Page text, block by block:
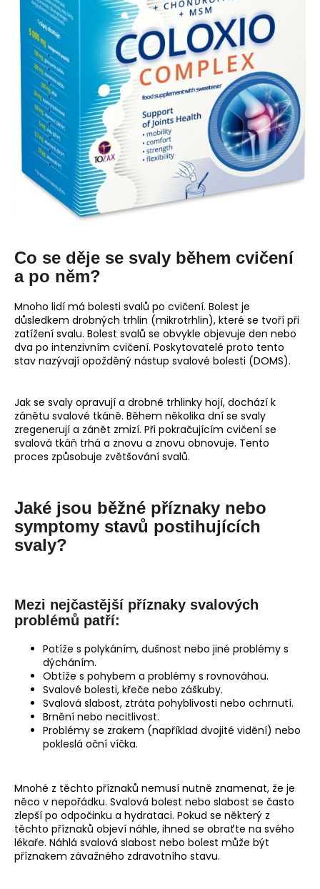
Co se děje se svaly během cvičení
a po něm?
Mnoho lidí má bolesti svalů po cvičení. Bolest je
důsledkem drobných trhlin (mikrotrhlin), které se tvoří při
zatížení svalu. Bolest svalů se obvykle objevuje den nebo
dva po intenzivním cvičení. Poskytovatelé proto tento
stav nazývají opožděný nástup svalové bolesti (DOMS).
Jak se svaly opravují a drobné trhlinky hojí, dochází k
zánětu svalové tkáně. Během několika dní se svaly
zregenerují a zánět zmizí. Při pokračujícím cvičení se
svalová tkáň trhá a znovu a znovu obnovuje. Tento
proces způsobuje zvětšování svalů.
Jaké jsou běžné příznaky nebo
symptomy stavů postihujících
svaly?
Mezi nejčastější příznaky svalových
problémů patří:
Potíže s polykáním, dušnost nebo jiné problémy s
dýcháním.
Obtíže s pohybem a problémy s rovnováhou.
Svalové bolesti, křeče nebo záškuby.
Svalová slabost, ztráta pohyblivosti nebo ochrnutí.
Brnění nebo necitlivost.
Problémy se zrakem (například dvojité vidění) nebo
pokleslá oční víčka.
Mnohé z těchto příznaků nemusí nutně znamenat, že je
něco v nepořádku. Svalová bolest nebo slabost se často
zlepší po odpočinku a hydrataci. Pokud se některý z
těchto příznaků objeví náhle, ihned se obraťte na svého
lékaře. Náhlá svalová slabost nebo bolest může být
příznakem závažného zdravotního stavu.